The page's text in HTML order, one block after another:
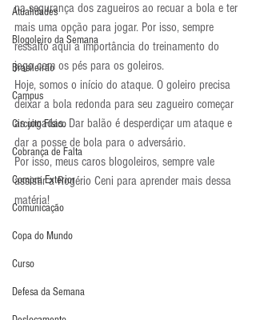
Atualidades
Blogoleiro da Semana
Brasileirão
Campus
Circuito Físico
Cobrança de Falta
Compra Exterior
Comunicação
Copa do Mundo
Curso
Defesa da Semana
na segurança dos zagueiros ao recuar a bola e ter
mais uma opção para jogar. Por isso, sempre
ressalto aqui a importância do treinamento do
jogo com os pés para os goleiros.
Hoje, somos o início do ataque. O goleiro precisa
deixar a bola redonda para seu zagueiro começar
as jogadas. Dar balão é desperdiçar um ataque e
dar a posse de bola para o adversário.
Por isso, meus caros blogoleiros, sempre vale
assistir a Rogério Ceni para aprender mais dessa
matéria!